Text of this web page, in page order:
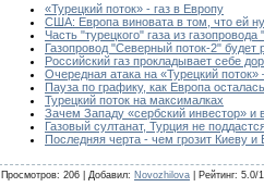
«Турецкий поток» - газ в Европу
США: Европа виновата в том, что ей
Часть "турецкого" газа из
Газопровод "Северный поток-2" будет
Российский газ прокладывает себе
Очередная атака на «Турецкий
Пауза по графику, как Европа
Турецкий поток на максималках
Зачем Западу «сербский инвестор» и
Газовый султанат, Турция не
Последняя черта - чем грозит Киеву
Просмотров: 206 | Добавил: Novozhilova | Рейтинг: 5.0/